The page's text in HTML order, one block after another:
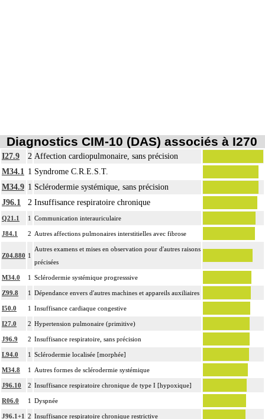
Diagnostics CIM-10 (DAS) associés à I270
I27.9 2 Affection cardiopulmonaire, sans précision
M34.1 1 Syndrome C.R.E.S.T.
M34.9 1 Sclérodermie systémique, sans précision
J96.1
2 Insuffisance respiratoire chronique
Q21.1 1 Communication interauriculaire
J84.1 2 Autres affections pulmonaires interstitielles avec fibrose
Z04.880 1
Autres examens et mises en observation pour d'autres raisons
précisées
M34.0 1 Sclérodermie systémique progresssive
Z99.8 1 Dépendance envers d'autres machines et appareils auxiliaires
I50.0 1 Insuffisance cardiaque congestive
I27.0 2 Hypertension pulmonaire (primitive)
J96.9 2 Insuffisance respiratoire, sans précision
L94.0 1 Sclérodermie localisée [morphée]
M34.8 1 Autres formes de sclérodermie systémique
J96.10 2 Insuffisance respiratoire chronique de type I [hypoxique]
R06.0 1 Dyspnée
J96.1+1 2 Insuffisance respiratoire chronique restrictive